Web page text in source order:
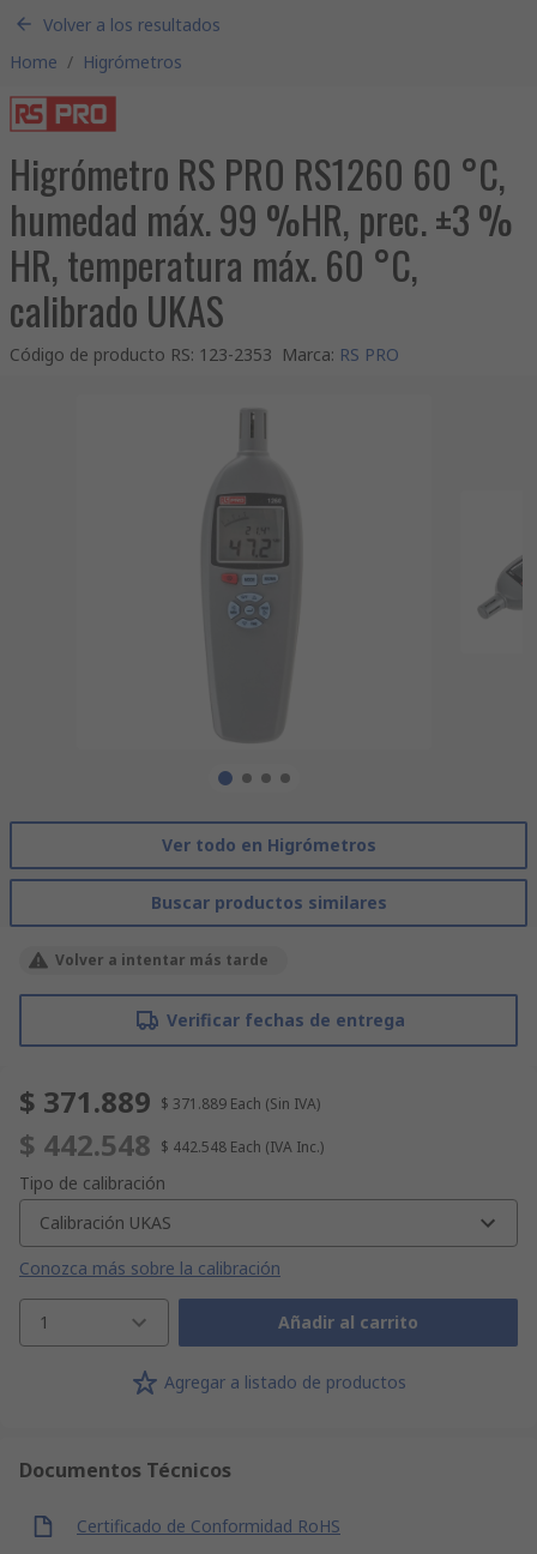
Volver a los resultados
Home / Higrómetros
Higrómetro RS PRO RS1260 60 °C,
humedad máx. 99 %HR, prec. ±3 %
HR, temperatura máx. 60 °C,
calibrado UKAS
Código de producto RS: 123-2353 Marca: RS PRO
Ver todo en Higrómetros
Buscar productos similares
Volver a intentar más tarde
Verificar fechas de entrega
$ 371.889 $ 371.889 Each (Sin IVA)
$ 442.548 $ 442.548 Each (IVA Inc.)
Tipo de calibración
Calibración UKAS
Conozca más sobre la calibración
1 Añadir al carrito
Agregar a listado de productos
Documentos Técnicos
Certificado de Conformidad RoHS